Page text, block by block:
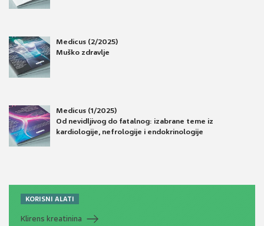
Medicus (2/2025)
Muško zdravlje
Medicus (1/2025)
Od nevidljivog do fatalnog: izabrane teme iz
kardiologije, nefrologije i endokrinologije
KORISNI ALATI
Klirens kreatinina